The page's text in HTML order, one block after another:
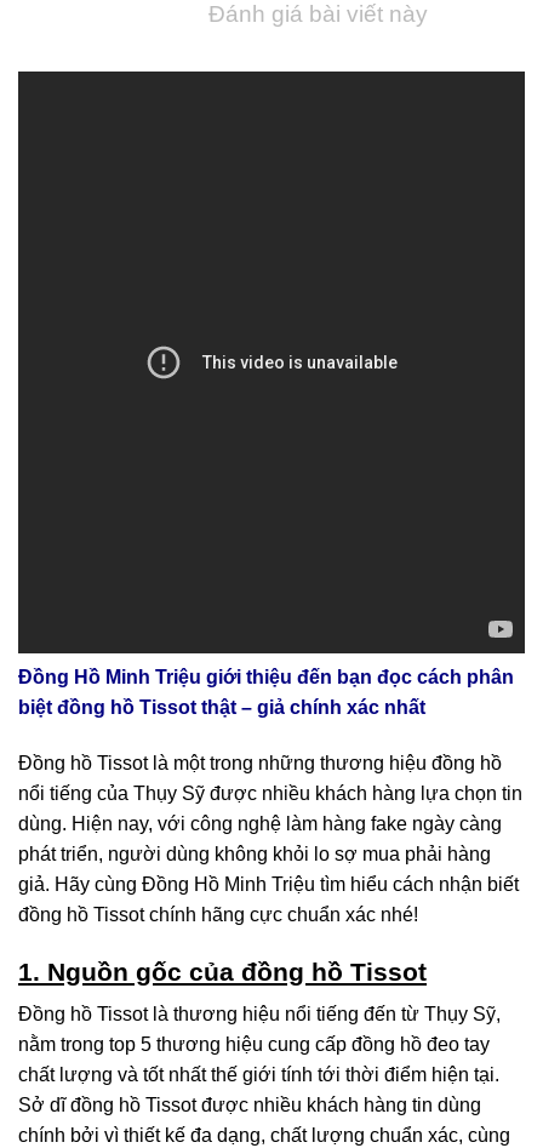
Đánh giá bài viết này
Đồng Hồ Minh Triệu giới thiệu đến bạn đọc cách phân
biệt đồng hồ Tissot thật – giả chính xác nhất
Đồng hồ Tissot là một trong những thương hiệu đồng hồ
nổi tiếng của Thụy Sỹ được nhiều khách hàng lựa chọn tin
dùng. Hiện nay, với công nghệ làm hàng fake ngày càng
phát triển, người dùng không khỏi lo sợ mua phải hàng
giả. Hãy cùng Đồng Hồ Minh Triệu tìm hiểu cách nhận biết
đồng hồ Tissot chính hãng cực chuẩn xác nhé!
1. Nguồn gốc của đồng hồ Tissot
Đồng hồ Tissot là thương hiệu nổi tiếng đến từ Thụy Sỹ,
nằm trong top 5 thương hiệu cung cấp đồng hồ đeo tay
chất lượng và tốt nhất thế giới tính tới thời điểm hiện tại.
Sở dĩ đồng hồ Tissot được nhiều khách hàng tin dùng
chính bởi vì thiết kế đa dạng, chất lượng chuẩn xác, cùng